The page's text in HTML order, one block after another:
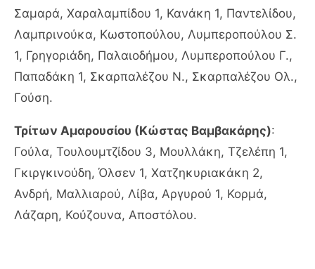
Σαμαρά, Χαραλαμπίδου 1, Κανάκη 1, Παντελίδου,
Λαμπρινούκα, Κωστοπούλου, Λυμπεροπούλου Σ.
1, Γρηγοριάδη, Παλαιοδήμου, Λυμπεροπούλου Γ.,
Παπαδάκη 1, Σκαρπαλέζου Ν., Σκαρπαλέζου Ολ.,
Γούση.
Τρίτων Αμαρουσίου (Κώστας Βαμβακάρης):
Γούλα, Τουλουμτζίδου 3, Μουλλάκη, Τζελέπη 1,
Γκιργκινούδη, Όλσεν 1, Χατζηκυριακάκη 2,
Ανδρή, Μαλλιαρού, Λίβα, Αργυρού 1, Κορμά,
Λάζαρη, Κούζουνα, Αποστόλου.